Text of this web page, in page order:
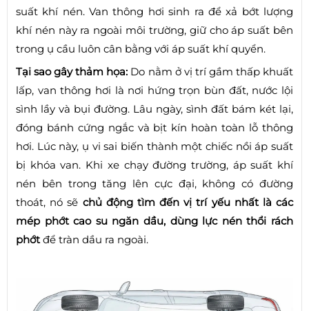
suất khí nén. Van thông hơi sinh ra để xả bớt lượng
khí nén này ra ngoài môi trường, giữ cho áp suất bên
trong ụ cầu luôn cân bằng với áp suất khí quyển.
Tại sao gây thảm họa: Do nằm ở vị trí gầm thấp khuất
lấp, van thông hơi là nơi hứng trọn bùn đất, nước lội
sình lầy và bụi đường. Lâu ngày, sình đất bám két lại,
đóng bánh cứng ngắc và bịt kín hoàn toàn lỗ thông
hơi. Lúc này, ụ vi sai biến thành một chiếc nồi áp suất
bị khóa van. Khi xe chạy đường trường, áp suất khí
nén bên trong tăng lên cực đại, không có đường
thoát, nó sẽ chủ động tìm đến vị trí yếu nhất là các
mép phớt cao su ngăn dầu, dùng lực nén thổi rách
phớtđể tràn dầu ra ngoài.